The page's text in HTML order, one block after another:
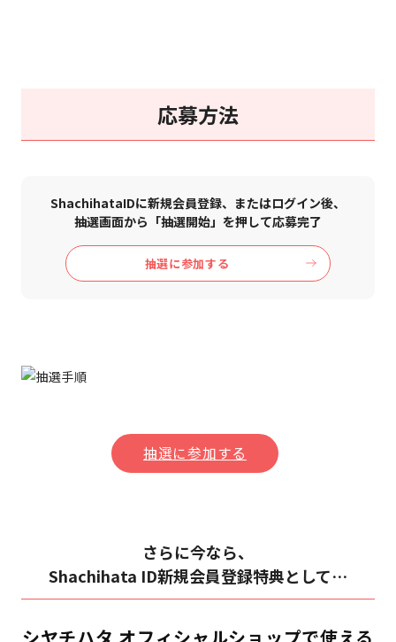
応募方法
ShachihataIDに新規会員登録、またはログイン後、
抽選画面から「抽選開始」を押して応募完了
抽選に参加する
抽選に参加する
さらに今なら、
Shachihata ID新規会員登録特典として…
シヤチハタ オフィシャルショップで使える